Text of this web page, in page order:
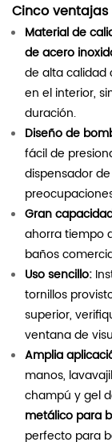
Cinco
Material de
de acero
de alta calidad
en el interior,
duración.
Diseño de
fácil de
dispensador
Gran
ahorra tiempo
baños
Uso sencillo:
tornillos
superior,
ventana de
Amplia
manos,
champú y gel
metálico para
perfecto para